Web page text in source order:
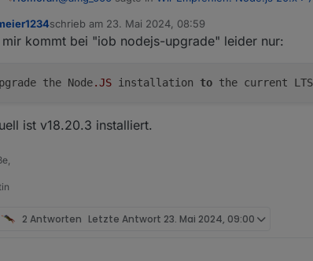
Ich dachte dass die aktuelle npm Version
das ist auch so!
schrieb am 23. Mai 2024, 08:59
zuletzt editiert von
mir kommt bei "iob nodejs-upgrade" leider nur:
the Node.JS installation to the current LTS
ist v18.20.3 installiert.
2 Antworten Letzte Antwort 23. Mai 2024, 09:00